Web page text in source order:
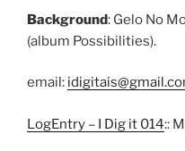
Background: Gelo No
(album Possibilities).
email:
LogEntry – I Dig it 014::